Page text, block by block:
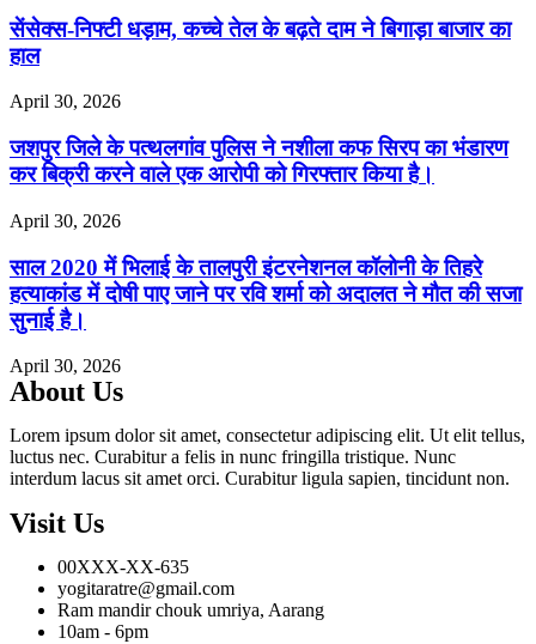
सेंसेक्स-निफ्टी धड़ाम, कच्चे तेल के बढ़ते दाम ने बिगाड़ा बाजार का
हाल
April 30, 2026
जशपुर जिले के पत्थलगांव पुलिस ने नशीला कफ सिरप का भंडारण
कर बिक्री करने वाले एक आरोपी को गिरफ्तार किया है।
April 30, 2026
साल 2020 में भिलाई के तालपुरी इंटरनेशनल कॉलोनी के तिहरे
हत्याकांड में दोषी पाए जाने पर रवि शर्मा को अदालत ने मौत की सजा
सुनाई है।
April 30, 2026
About Us
Lorem ipsum dolor sit amet, consectetur adipiscing elit. Ut elit tellus,
luctus nec. Curabitur a felis in nunc fringilla tristique. Nunc
interdum lacus sit amet orci. Curabitur ligula sapien, tincidunt non.
Visit Us
00XXX-XX-635
yogitaratre@gmail.com
Ram mandir chouk umriya, Aarang
10am - 6pm